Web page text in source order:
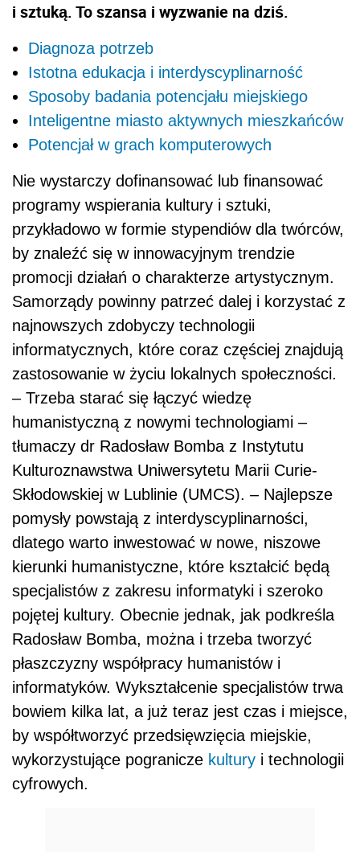
i sztuką. To szansa i wyzwanie na dziś.
Diagnoza potrzeb
Istotna edukacja i interdyscyplinarność
Sposoby badania potencjału miejskiego
Inteligentne miasto aktywnych mieszkańców
Potencjał w grach komputerowych
Nie wystarczy dofinansować lub finansować
programy wspierania kultury i sztuki,
przykładowo w formie stypendiów dla twórców,
by znaleźć się w innowacyjnym trendzie
promocji działań o charakterze artystycznym.
Samorządy powinny patrzeć dalej i korzystać z
najnowszych zdobyczy technologii
informatycznych, które coraz częściej znajdują
zastosowanie w życiu lokalnych społeczności.
– Trzeba starać się łączyć wiedzę
humanistyczną z nowymi technologiami –
tłumaczy dr Radosław Bomba z Instytutu
Kulturoznawstwa Uniwersytetu Marii Curie-
Skłodowskiej w Lublinie (UMCS). – Najlepsze
pomysły powstają z interdyscyplinarności,
dlatego warto inwestować w nowe, niszowe
kierunki humanistyczne, które kształcić będą
specjalistów z zakresu informatyki i szeroko
pojętej kultury. Obecnie jednak, jak podkreśla
Radosław Bomba, można i trzeba tworzyć
płaszczyzny współpracy humanistów i
informatyków. Wykształcenie specjalistów trwa
bowiem kilka lat, a już teraz jest czas i miejsce,
by współtworzyć przedsięwzięcia miejskie,
wykorzystujące pogranicze kultury i technologii
cyfrowych.